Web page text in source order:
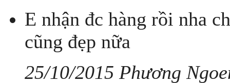
E nhận đc hàng rồi nha
cũng đẹp nữa
25/10/2015 Phương